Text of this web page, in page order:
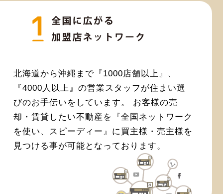
北海道から沖縄まで『1000店舗以上』、
『4000人以上』の営業スタッフが住まい選
びのお手伝いをしています。 お客様の売
却・賃貸したい不動産を『全国ネットワーク
を使い、スピーディー』に買主様・売主様を
見つける事が可能となっております。